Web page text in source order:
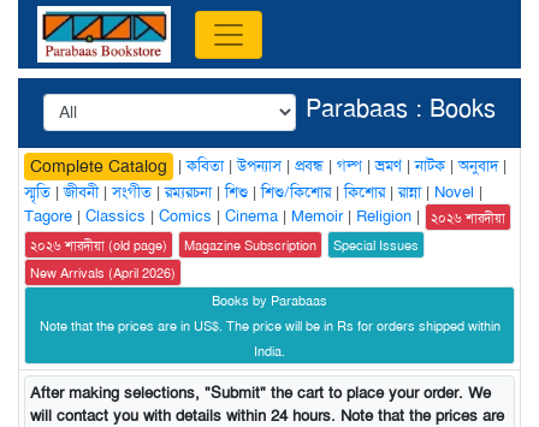
Parabaas : Books
Complete Catalog |কবিতা|উপন্যাস| প্রবন্ধ | গল্প |ভ্রমণ|নাটক |অনুবাদ|
স্মৃতি |জীবনী|সংগীত |রম্যরচনা|শিশু |শিশু/কিশোর|কিশোর|রান্না| Novel |
Tagore | Classics | Comics | Cinema | Memoir| Religion |
২০২৬ শারদীয়া
২০২৬ শারদীয়া (old page)
Magazine Subscription
Special Issues
New Arrivals (April 2026)
Books by Parabaas
Note that the prices are in US$. The price will be in Rs for orders shipped within
India.
After making selections, "Submit" the cart to place your order. We
will contact you with details within 24 hours. Note that the prices are